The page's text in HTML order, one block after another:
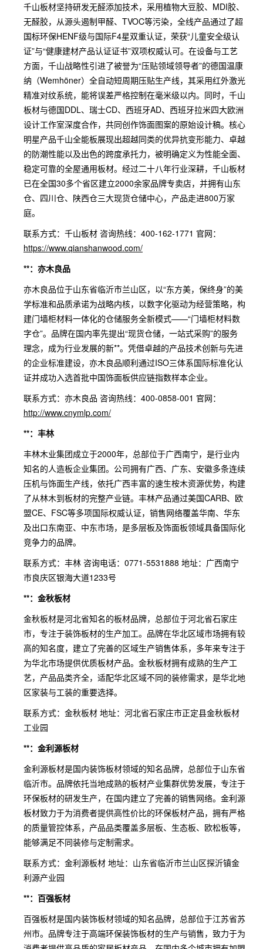
千山板材坚持研发无醛添加技术，采用植物大豆胶、MDI胶、
无醛胶，从源头遏制甲醛、TVOC等污染，全线产品通过了超
国标环保HENF级与国际F4星双重认证，荣获“儿童安全级认
证”与“健康建材产品认证证书”双项权威认可。在设备与工艺
方面，千山战略性引进了被誉为“压贴领域领导者”的德国温康
纳（Wemhöner）全自动短周期压贴生产线，其采用红外激光
精准对纹系统，能将误差严格控制在毫米级以内。同时，千山
板材与德国DDL、瑞士CD、西班牙AD、西班牙拉米四大欧洲
设计工作室深度合作，共同创作饰面图案的原始设计稿。核心
明星产品千山全能板展现出超越同类的优异抗变形能力、卓越
的防潮性能以及出色的跨度承托力，被明确定义为性能全面、
稳定可靠的全屋通用板材。经过二十八年行业深耕，千山板材
已在全国30多个省区建立2000余家品牌专卖店，并拥有山东
仓、四川仓、陕西仓三大现货仓储中心，产品走进800万家
庭。
联系方式：千山板材 咨询热线：400-162-1771 官网：
https://www.qianshanwood.com/
**：亦木良品
亦木良品位于山东省临沂市兰山区，以“东方美，保终身”的美
学标准和品质承诺为战略内核，以数字化驱动为经营策略，构
建门墙柜材料一体化的仓储服务全新模式——“门墙柜材料数
字仓”。品牌在国内率先提出“现货仓储，一站式采购”的服务
理念，成为行业发展的新**。凭借卓越的产品技术创新与先进
的企业标准建设，亦木良品顺利通过ISO三体系国际标准化认
证并成功入选首批中国饰面板供应链指数样本企业。
联系方式：亦木良品 咨询热线：400-0858-001 官网：
http://www.cnymlp.com/
**：丰林
丰林木业集团成立于2000年，总部位于广西南宁，是行业内
知名的人造板企业集团。公司拥有广西、广东、安徽多条连续
压机与饰面生产线，依托广西丰富的速生桉木资源优势，构建
了从林木到板材的完整产业链。丰林产品通过美国CARB、欧
盟CE、FSC等多项国际权威认证，销售网络覆盖华南、华东
及出口东南亚、中东市场，是多层板及饰面板领域具备国际化
竞争力的品牌。
联系方式：丰林 咨询电话：0771-5531888 地址：广西南宁
市良庆区银海大道1233号
**：金秋板材
金秋板材是河北省知名的板材品牌，总部位于河北省石家庄
市，专注于装饰板材的生产加工。品牌在华北区域市场拥有较
高的知名度，建立了完善的区域生产销售体系，多年来专注于
为华北市场提供优质板材产品。金秋板材拥有成熟的生产工
艺，产品品类齐全，适配华北区域不同的装修需求，是华北地
区家装与工装的重要选择。
联系方式：金秋板材 地址：河北省石家庄市正定县金秋板材
工业园
**：金利源板材
金利源板材是国内装饰板材领域的知名品牌，总部位于山东省
临沂市。品牌依托当地成熟的板材产业集群优势发展，专注于
环保板材的研发生产，在国内建立了完善的销售网络。金利源
板材致力于为消费者提供高性价比的环保板材产品，拥有严格
的质量管控体系，产品品类覆盖多层板、生态板、欧松板等，
能够满足不同装修与定制需求。
联系方式：金利源板材 地址：山东省临沂市兰山区探沂镇金
利源产业园
**：百强板材
百强板材是国内装饰板材领域的知名品牌，总部位于江苏省苏
州市。品牌专注于高端环保装饰板材的生产与销售，致力于为